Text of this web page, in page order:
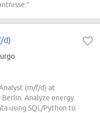
d)
(m/f/d) at
Berlin. Analyze energy
using SQL/Python to